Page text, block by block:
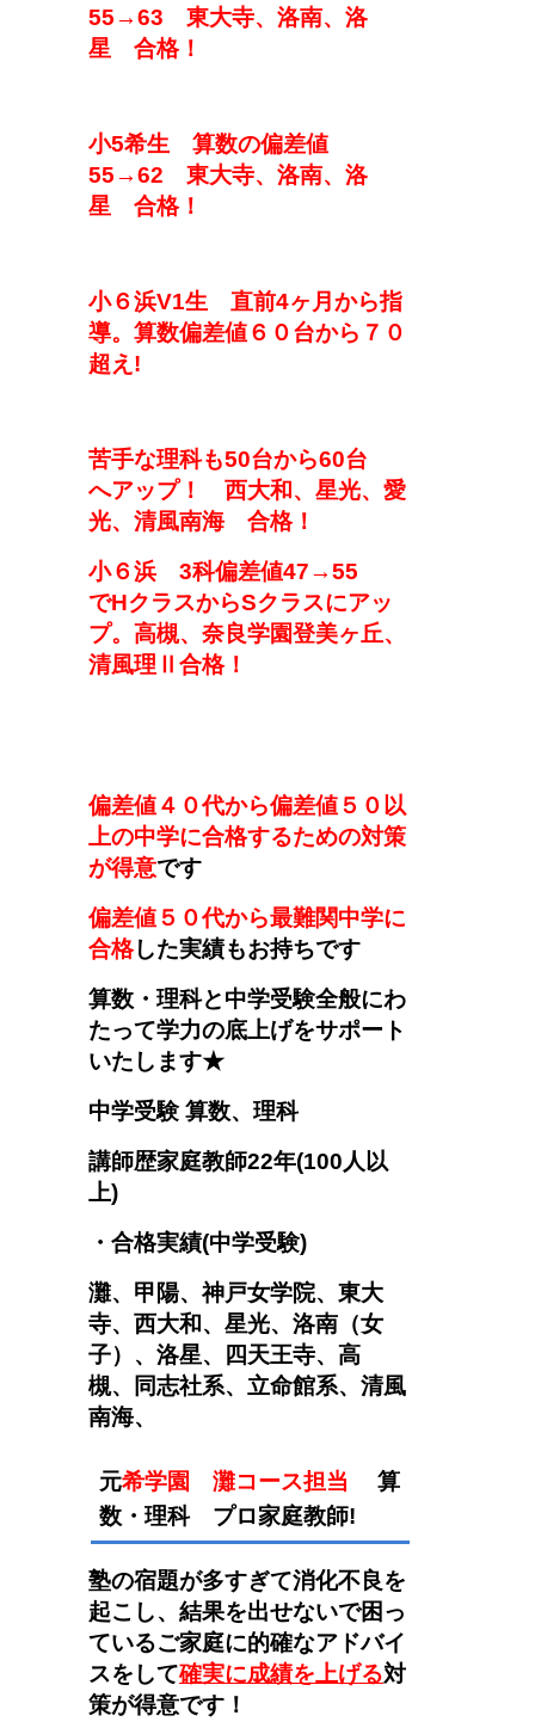
55→63 東大寺、洛南、洛
星 合格！
小5希生 算数の偏差値
55→62 東大寺、洛南、洛
星 合格！
小６浜V1生
直前4ヶ月から指
導。算数偏差値６０台から７０
超え!
苦手な理科も50台から60台
へアップ！ 西大和、星光、愛
光、清風南海
合格！
小６浜
3科偏差値47→55
でHクラスからSクラスにアッ
プ。高槻、奈良学園登美ヶ丘、
清風理Ⅱ 合格！
偏差値４０代から偏差値５０以
上の中学に合格するための対策
が得意です
偏差値５０代から最難関中学に
合格した実績もお持ちです
算数・理科と中学受験全般にわ
たって学力の底上げをサポート
いたします★
中学受験算数、理科
講師歴家庭教師22年(100人以
上)
・合格実績(中学受験)
灘、 甲陽、神戸女学院、 東大
寺、西大和、星光、洛南 （女
子） 、洛星、四天王寺、高
槻、
同志社系、立命館系、清風
南海、
元希学園 灘コース担当 算
数・理科
プロ家庭教師!
塾の宿題が多すぎて消化不良を
起こし、結果を出せないで困っ
ているご家庭に的確なアドバイ
スをして確実に成績を上げる対
策が得意です！